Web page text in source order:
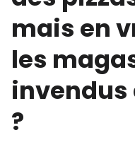
mais en
les
?